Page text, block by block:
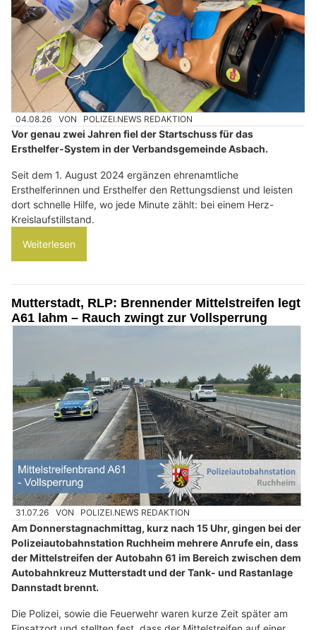
04.08.26 VON POLIZEI.NEWS REDAKTION
Vor genau zwei Jahren fiel der Startschuss für das
Ersthelfer-System in der Verbandsgemeinde Asbach.
Seit dem 1. August 2024 ergänzen ehrenamtliche
Ersthelferinnen und Ersthelfer den Rettungsdienst und leisten
dort schnelle Hilfe, wo jede Minute zählt: bei einem Herz-
Kreislaufstillstand.
Weiterlesen
Mutterstadt, RLP: Brennender Mittelstreifen legt
A61 lahm – Rauch zwingt zur Vollsperrung
31.07.26 VON POLIZEI.NEWS REDAKTION
Am Donnerstagnachmittag, kurz nach 15 Uhr, gingen bei der
Polizeiautobahnstation Ruchheim mehrere Anrufe ein, dass
der Mittelstreifen der Autobahn 61 im Bereich zwischen dem
Autobahnkreuz Mutterstadt und der Tank- und Rastanlage
Dannstadt brennt.
Die Polizei, sowie die Feuerwehr waren kurze Zeit später am